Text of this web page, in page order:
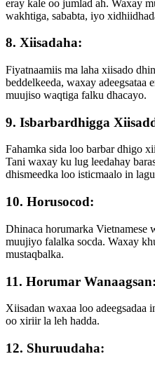
eray kale oo jumlad ah. Waxay
wakhtiga, sababta, iyo
8. Xiisadaha:
Fiyatnaamiis ma laha xiisado
beddelkeeda, waxay adeegsataa
muujiso waqtiga falku dhacayo.
9. Isbarbardhigga
Fahamka sida loo barbar dhigo
Tani waxay ku lug leedahay
dhismeedka loo isticmaalo in
10. Horusocod:
Dhinaca horumarka Vietnamese
muujiyo falalka socda. Waxay
mustaqbalka.
11. Horumar Wanaagsan:
Xiisadan waxaa loo adeegsadaa
oo xiriir la leh hadda.
12. Shuruudaha: